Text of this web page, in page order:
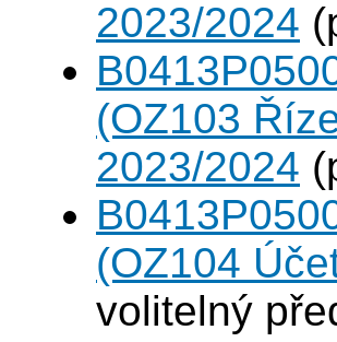
2023/2024
(OZ103
2023/2024
(OZ104
volitelný